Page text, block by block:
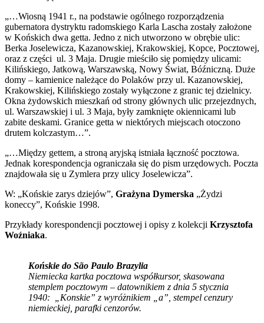
„…Wiosną 1941 r., na podstawie ogólnego rozporządzenia
gubernatora dystryktu radomskiego Karla Lascha zostały założone
w Końskich dwa getta. Jedno z nich utworzono w obrębie ulic:
Berka Joselewicza, Kazanowskiej, Krakowskiej, Kopce, Pocztowej,
oraz z części ul. 3 Maja. Drugie mieściło się pomiędzy ulicami:
Kilińskiego, Jatkową, Warszawską, Nowy Świat, Bóźniczną. Duże
domy – kamienice należące do Polaków przy ul. Kazanowskiej,
Krakowskiej, Kilińskiego zostały wyłączone z granic tej dzielnicy.
Okna żydowskich mieszkań od strony głównych ulic przejezdnych,
ul. Warszawskiej i ul. 3 Maja, były zamknięte okiennicami lub
zabite deskami. Granice getta w niektórych miejscach otoczono
drutem kolczastym…”.
„…Między gettem, a stroną aryjską istniała łączność pocztowa.
Jednak korespondencja ograniczała się do pism urzędowych. Poczta
znajdowała się u Zymlera przy ulicy Joselewicza”.
W: „Końskie zarys dziejów”, Grażyna Dymerska „Żydzi
koneccy”, Końskie 1998.
Przykłady korespondencji pocztowej i opisy z kolekcji Krzysztofa
Woźniaka.
Końskie do São Paulo Brazylia
Niemiecka kartka pocztowa współkursor, skasowana
stemplem pocztowym – datownikiem z dnia 5 stycznia
1940: „Konskie” z wyróżnikiem „a”, stempel cenzury
niemieckiej, parafki cenzorów.